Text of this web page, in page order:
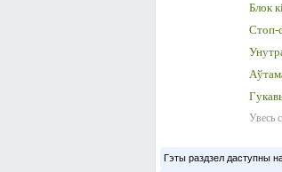
Блок
Стоп-
Увесь
Гэты раздзел даступны